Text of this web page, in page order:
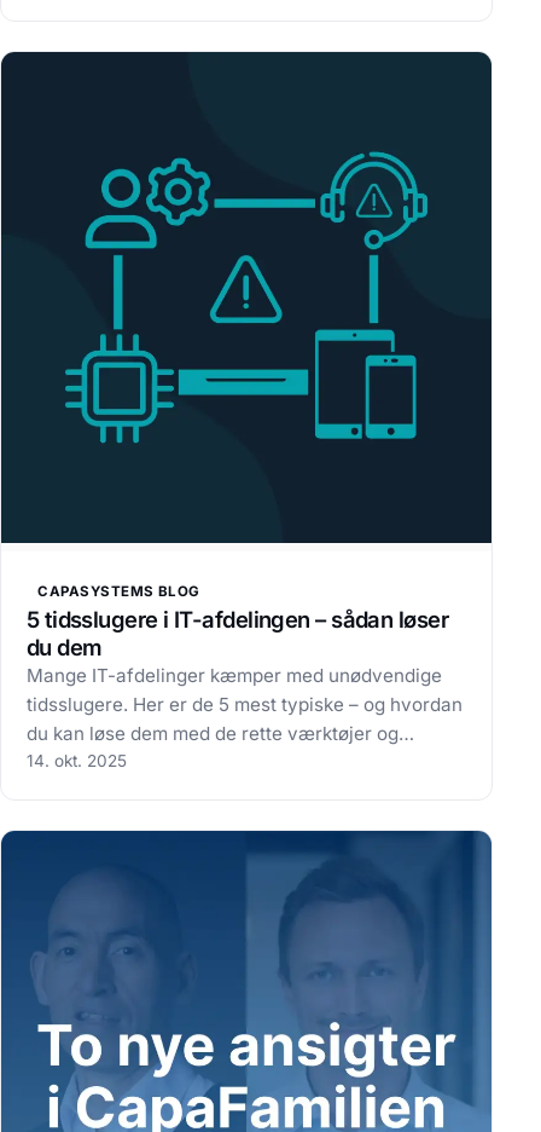
CAPASYSTEMS BLOG
5 tidsslugere i IT-afdelingen – sådan løser
du dem
Mange IT-afdelinger kæmper med unødvendige
tidsslugere. Her er de 5 mest typiske – og hvordan
du kan løse dem med de rette værktøjer og
processer Mange IT-afdelinger oplever, at
14. okt. 2025